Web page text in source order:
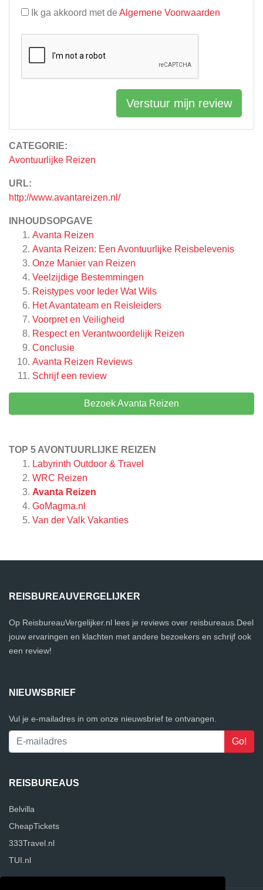
CATEGORIE:
Avontuurlijke Reizen
URL:
http://www.avantareizen.nl/
INHOUDSOPGAVE
Avanta Reizen
Avanta Reizen: Een Avontuurlijke Reisbelevenis
Onze Manier van Reizen
Veelzijdige Bestemmingen
Reistypes voor Ieder Wat Wils
Het Avantateam en Reisleiders
Voorpret en Veiligheid
Respect en Verantwoordelijk Reizen
Conclusie
Avanta Reizen Reviews
Schrijf een review
Bezoek Avanta Reizen
TOP 5 AVONTUURLIJKE REIZEN
Labyrinth Outdoor & Travel
WRC Reizen
Avanta Reizen
GoMagma.nl
Van der Valk Vakanties
Ik ga akkoord met de Algemene Voorwaarden
Verstuur mijn review
REISBUREAUVERGELIJKER
Op ReisbureauVergelijker.nl lees je reviews over reisbureaus.Deel
jouw ervaringen en klachten met andere bezoekers en schrijf ook
een review!
NIEUWSBRIEF
Vul je e-mailadres in om onze nieuwsbrief te ontvangen.
REISBUREAUS
Belvilla
CheapTickets
333Travel.nl
TUI.nl